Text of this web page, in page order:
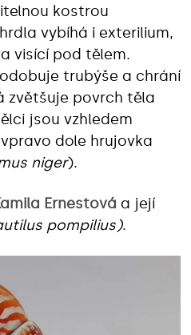
kostrou
vybíhá i exterilium,
visící pod tělem.
trubýše a chrání
zvětšuje povrch těla
jsou vzhledem
dole hrujovka
niger).
Ernestová a její
pompilius).